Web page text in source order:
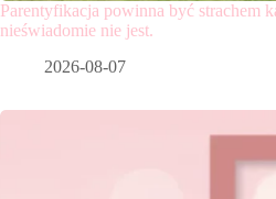
Parentyfikacja powinna być strachem
nieświadomie nie jest.
2026-08-07